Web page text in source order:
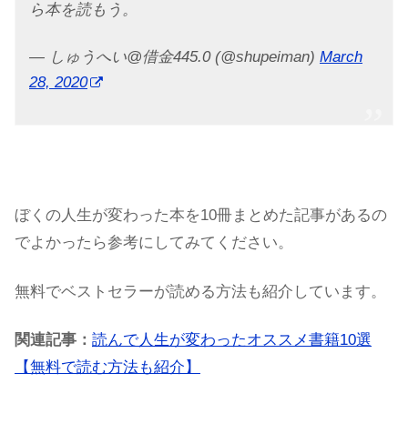
ら本を読もう。
— しゅうへい@借金445.0 (@shupeiman) March
28, 2020
ぼくの人生が変わった本を10冊まとめた記事があるの
でよかったら参考にしてみてください。
無料でベストセラーが読める方法も紹介しています。
関連記事： 読んで人生が変わったオススメ書籍10選
【無料で読む方法も紹介】